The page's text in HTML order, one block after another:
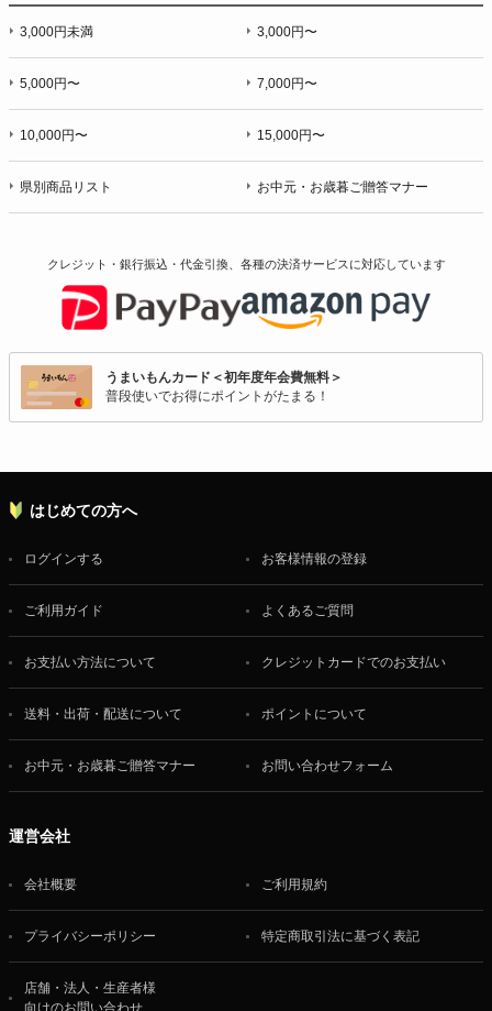
3,000円未満 3,000円〜
5,000円〜 7,000円〜
10,000円〜 15,000円〜
県別商品リスト お中元・お歳暮ご贈答マナー
クレジット・銀行振込・代金引換、各種の決済サービスに対応しています
うまいもんカード＜初年度年会費無料＞
普段使いでお得にポイントがたまる！
はじめての方へ
ログインする お客様情報の登録
ご利用ガイド よくあるご質問
お支払い方法について クレジットカードでのお支払い
送料・出荷・配送について ポイントについて
お中元・お歳暮ご贈答マナー お問い合わせフォーム
運営会社
会社概要 ご利用規約
プライバシーポリシー 特定商取引法に基づく表記
店舗・法人・生産者様
向けのお問い合わせ